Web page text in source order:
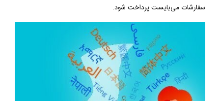
سفارشات می‌بایست پرداخت شود.